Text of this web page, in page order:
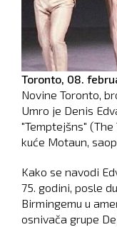
Toronto, 08.
Novine Toronto,
Umro je Denis
"Temptejšns"
kuće Motaun,
Kako se navodi
75. godini, posle
Birmingemu u
osnivača grupe